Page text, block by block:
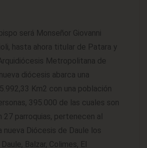
será Monseñor Giovanni
hasta ahora titular de Patara y
Metropolitana de
diócesis abarca una
Km2 con una población
395.000 de las cuales son
27 parroquias, pertenecen al
Diócesis de Daule los
Balzar, Colimes, El